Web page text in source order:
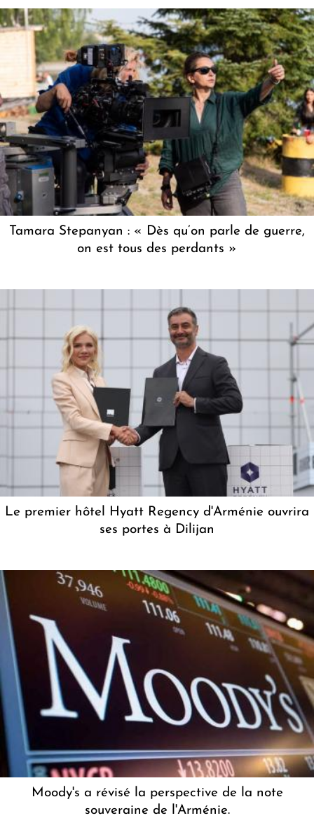
Tamara Stepanyan : « Dès qu’on parle de guerre,
on est tous des perdants »
Le premier hôtel Hyatt Regency d'Arménie ouvrira
ses portes à Dilijan
Moody's a révisé la perspective de la note
souveraine de l'Arménie.